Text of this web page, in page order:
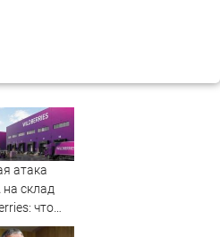
атака
склад
что
об